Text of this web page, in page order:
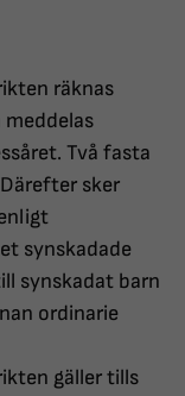
räknas
Två fasta
sker
synskadade
synskadat barn
ordinarie
gäller tills